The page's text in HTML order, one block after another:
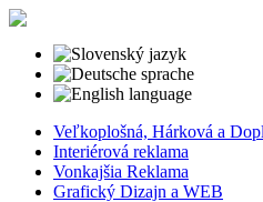
Veľkoplošná, Hárková a
Interiérová reklama
Vonkajšia Reklama
Grafický Dizajn a WEB